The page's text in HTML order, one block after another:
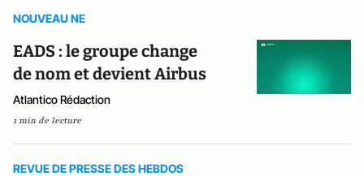
NOUVEAU NE
EADS : le groupe change
de nom et devient Airbus
Atlantico Rédaction
1 min de lecture
REVUE DE PRESSE DES HEBDOS